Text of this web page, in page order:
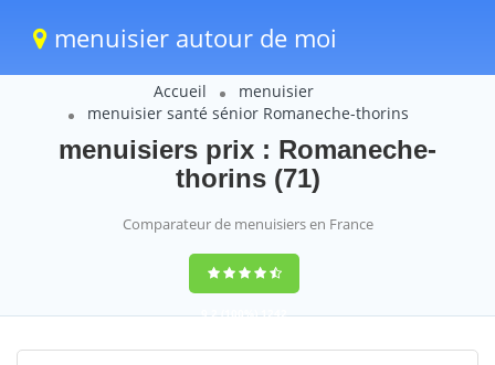
menuisier autour de moi
Accueil
menuisier
menuisier santé sénior Romaneche-thorins
menuisiers prix : Romaneche-
thorins (71)
Comparateur de menuisiers en France
9,2(100%)1242
votes